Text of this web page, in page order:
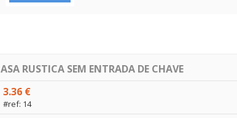
ASA RUSTICA SEM ENTRADA DE CHAVE
3.36 €
#ref: 14